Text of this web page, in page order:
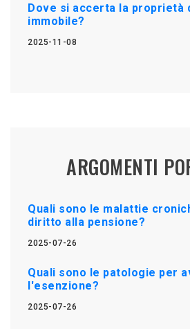
Dove si accerta la proprietà
immobile?
2025-11-08
ARGOMENTI
Quali sono le malattie
diritto alla pensione?
2025-07-26
Quali sono le patologie per
l'esenzione?
2025-07-26